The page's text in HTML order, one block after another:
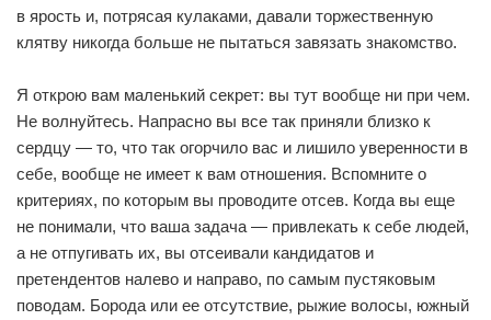
в ярость и, потрясая кулаками, давали торжественную
клятву никогда больше не пытаться завязать знакомство.
Я открою вам маленький секрет: вы тут вообще ни при чем.
Не волнуйтесь. Напрасно вы все так приняли близко к
сердцу — то, что так огорчило вас и лишило уверенности в
себе, вообще не имеет к вам отношения. Вспомните о
критериях, по которым вы проводите отсев. Когда вы еще
не понимали, что ваша задача — привлекать к себе людей,
а не отпугивать их, вы отсеивали кандидатов и
претендентов налево и направо, по самым пустяковым
поводам. Борода или ее отсутствие, рыжие волосы, южный